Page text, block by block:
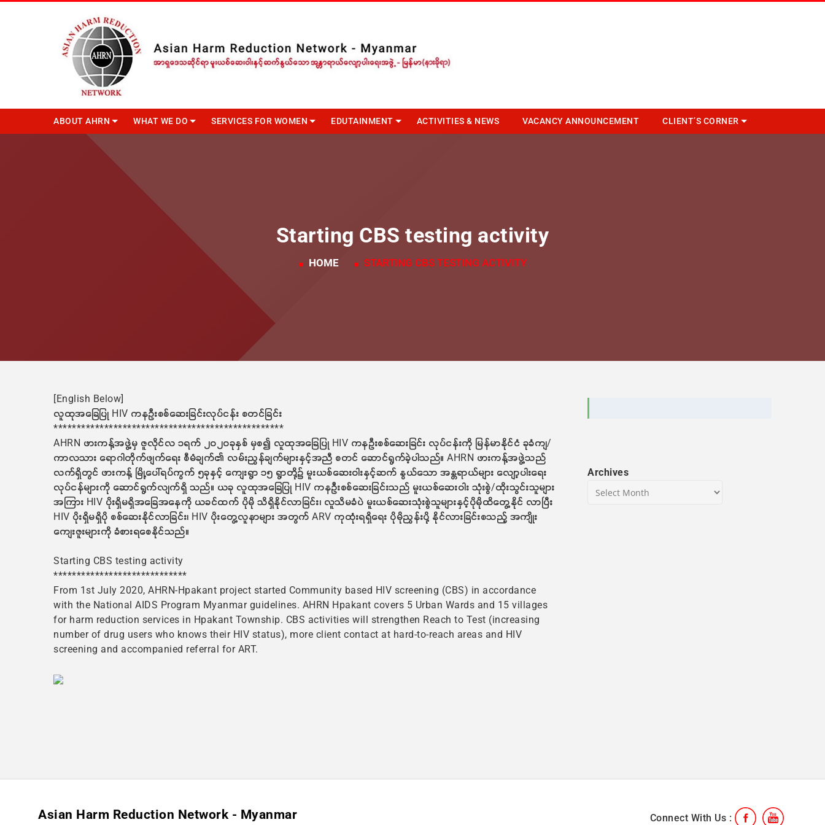
ABOUT AHRN WHAT WE DO SERVICES FOR WOMEN EDUTAINMENT ACTIVITIES & NEWS VACANCY ANNOUNCEMENT CLIENT’S CORNER
Starting CBS testing activity
HOME STARTING CBS TESTING ACTIVITY
[English Below]
လူထုအခြေပြု HIV ကနဦးစစ်ဆေးခြင်းလုပ်ငန်း စတင်ခြင်း
**************************************************
AHRN ဖားကန့်အဖွဲ့မှ ဇူလိုင်လ ၁ရက် ၂၀၂ဝခုနှစ် မှစ၍ လူထုအခြေပြု HIV ကနဦးစစ်ဆေးခြင်း လုပ်ငန်းကို မြန်မာနိုင်ငံ ခုခံကျ/
ကာလသား ရောဂါတိုက်ဖျက်ရေး စီမံချက်၏ လမ်းညွှန်ချက်များနှင့်အညီ စတင် ဆောင်ရွက်ခဲ့ပါသည်။ AHRN ဖားကန့်အဖွဲ့သည်
လက်ရှိတွင် ဖားကန့် မြို့ပေါ်ရပ်ကွက် ၅ခုနှင့် ကျေးရွာ ၁၅ ရွာတို့၌ မူးယစ်ဆေးဝါးနှင့်ဆက် နွယ်သော အန္တရာယ်များ လျော့ပါးရေး
လုပ်ငန်များကို ဆောင်ရွက်လျက်ရှိ သည်။ ယခု လူထုအခြေပြု HIV ကနဦးစစ်ဆေးခြင်းသည် မူးယစ်ဆေးဝါး သုံးစွဲ/ထိုးသွင်းသူများ
အကြား HIV ပိုးရှိမရှိအခြေအနေကို ယခင်ထက် ပိုမို သိရှိနိုင်လာခြင်း၊ လူသိမခံပဲ မူးယစ်ဆေးသုံးစွဲသူများနှင့်ပိုမိုထိတွေ့နိုင် လာပြီး
HIV ပိုးရှိမရှိပို စစ်ဆေးနိုင်လာခြင်း၊ HIV ပိုးတွေ့လူနာများ အတွက် ARV ကုထုံးရရှိရေး ပိုမိုညွှန်းပို့ နိုင်လားခြင်းစသည့် အကျိုး
ကျေးဇူးများကို ခံစားရစေနိုင်သည်။
Starting CBS testing activity
*****************************
From 1st July 2020, AHRN-Hpakant project started Community based HIV screening (CBS) in accordance
with the National AIDS Program Myanmar guidelines. AHRN Hpakant covers 5 Urban Wards and 15 villages
for harm reduction services in Hpakant Township. CBS activities will strengthen Reach to Test (increasing
number of drug users who knows their HIV status), more client contact at hard-to-reach areas and HIV
screening and accompanied referral for ART.
Archives
Asian Harm Reduction Network - Myanmar Connect With Us :